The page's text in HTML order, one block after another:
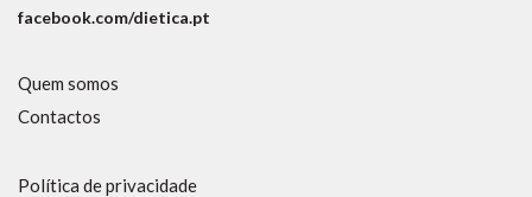
facebook.com/dietica.pt
Quem somos
Contactos
Política de privacidade